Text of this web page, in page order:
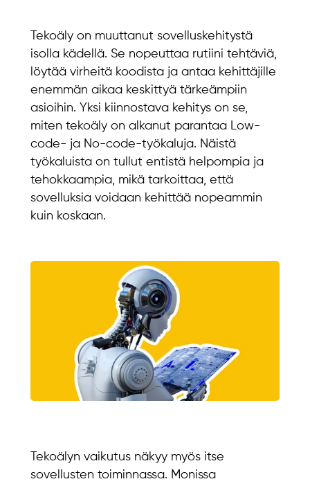
Tekoäly on muuttanut sovelluskehitystä
isolla kädellä. Se nopeuttaa rutiini tehtäviä,
löytää virheitä koodista ja antaa kehittäjille
enemmän aikaa keskittyä tärkeämpiin
asioihin. Yksi kiinnostava kehitys on se,
miten tekoäly on alkanut parantaa Low-
code- ja No-code-työkaluja. Näistä
työkaluista on tullut entistä helpompia ja
tehokkaampia, mikä tarkoittaa, että
sovelluksia voidaan kehittää nopeammin
kuin koskaan.
Tekoälyn vaikutus näkyy myös itse
sovellusten toiminnassa. Monissa